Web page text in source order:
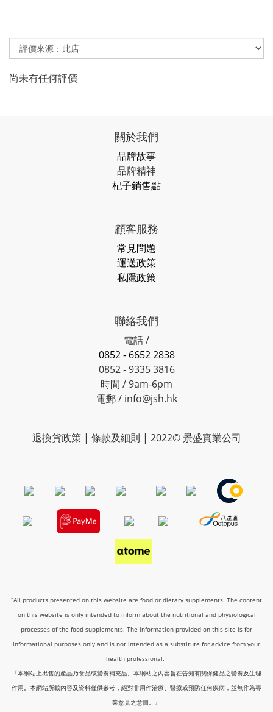
尚未有任何評價
關於我們
品牌故事
品牌精神
杞子銷售點
顧客服務
常見問題
運送政策
私隱政策
聯絡我們
電話 /
0852 - 6652 2838
0852 - 9335 3816
時間 / 9am-6pm
電郵 / info@jsh.hk
退換貨政策 | 條款及細則 | 2022© 景盛實業公司
“All products presented on this website are food or dietary supplements. The content
on this website is only intended to inform about the nutritional and physiological
processes of the food supplements. The information provided on this site is for
informational purposes only and is not intended as a substitute for advice from your
health professional.”
『本網站上出售的產品乃食品或營養補充品。本網站之內容旨在告知有關保健品之營養及生理
作用。本網站所載內容及資料僅供參考，絕對非用作治療、醫療或預防任何疾病，並無作為專
業意見之意圖。』